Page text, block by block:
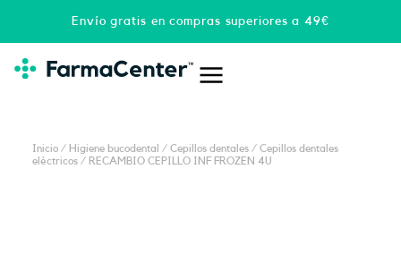
Envío gratis en compras superiores a 49€
Inicio / Higiene bucodental / Cepillos dentales / Cepillos dentales
eléctricos / RECAMBIO CEPILLO INF FROZEN 4U